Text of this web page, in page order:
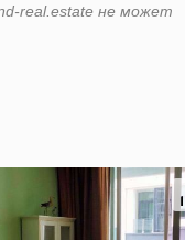
real.estate не может